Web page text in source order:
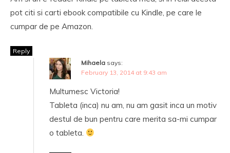
pot citi si carti ebook compatibile cu Kindle, pe care le
cumpar de pe Amazon.
Reply
Mihaela says:
February 13, 2014 at 9:43 am
Multumesc Victoria!
Tableta (inca) nu am, nu am gasit inca un motiv
destul de bun pentru care merita sa-mi cumpar
o tableta.